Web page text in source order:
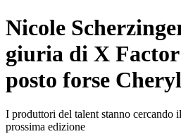
Nicole
giuria di X
posto forse
I produttori del talent stanno cercando
prossima edizione